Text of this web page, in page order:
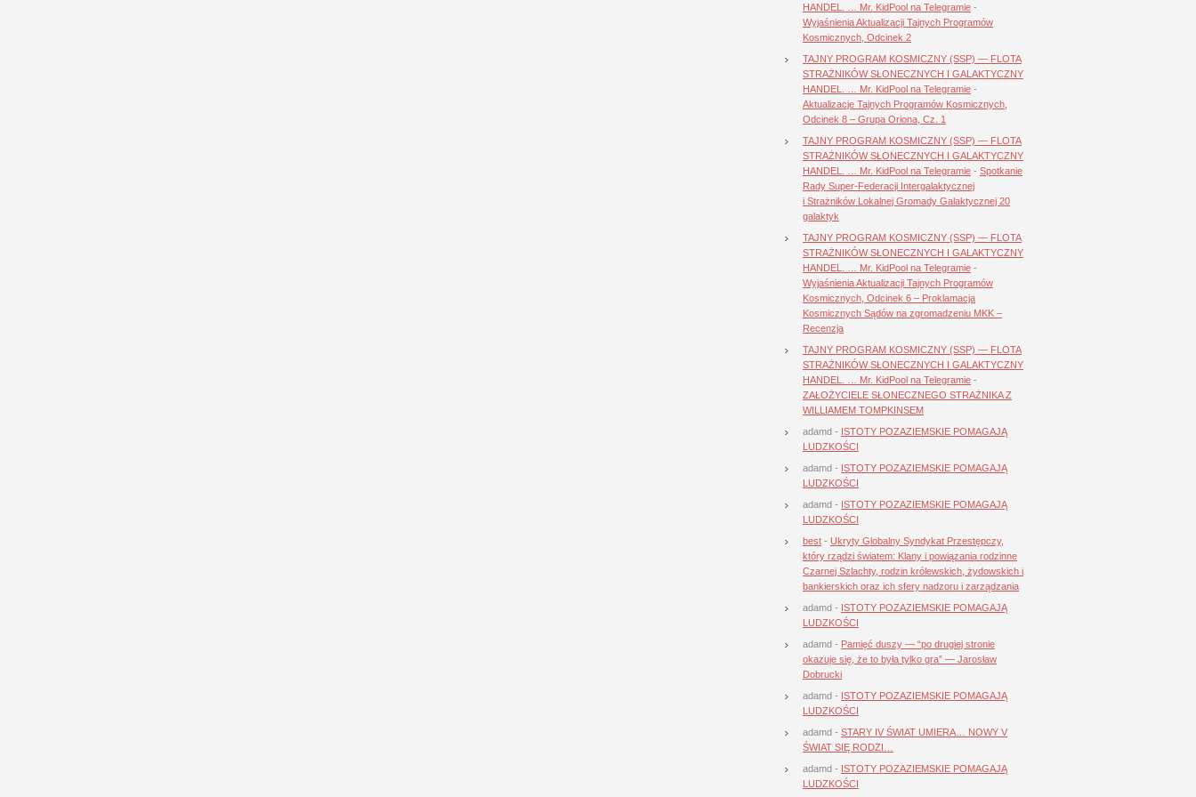
HANDEL. … Mr. KidPool na Telegramie -
Wyjaśnienia Aktualizacji Tajnych Programów
Kosmicznych, Odcinek 2
TAJNY PROGRAM KOSMICZNY (SSP) — FLOTA
STRAŻNIKÓW SŁONECZNYCH I GALAKTYCZNY
HANDEL. … Mr. KidPool na Telegramie -
Aktualizacje Tajnych Programów Kosmicznych,
Odcinek 8 – Grupa Oriona, Cz. 1
TAJNY PROGRAM KOSMICZNY (SSP) — FLOTA
STRAŻNIKÓW SŁONECZNYCH I GALAKTYCZNY
HANDEL. … Mr. KidPool na Telegramie - Spotkanie
Rady Super-Federacji Intergalaktycznej
i Strażników Lokalnej Gromady Galaktycznej 20
galaktyk
TAJNY PROGRAM KOSMICZNY (SSP) — FLOTA
STRAŻNIKÓW SŁONECZNYCH I GALAKTYCZNY
HANDEL. … Mr. KidPool na Telegramie -
Wyjaśnienia Aktualizacji Tajnych Programów
Kosmicznych, Odcinek 6 – Proklamacja
Kosmicznych Sądów na zgromadzeniu MKK –
Recenzja
TAJNY PROGRAM KOSMICZNY (SSP) — FLOTA
STRAŻNIKÓW SŁONECZNYCH I GALAKTYCZNY
HANDEL. … Mr. KidPool na Telegramie -
ZAŁOŻYCIELE SŁONECZNEGO STRAŻNIKA Z
WILLIAMEM TOMPKINSEM
adamd - ISTOTY POZAZIEMSKIE POMAGAJĄ
LUDZKOŚCI
adamd - ISTOTY POZAZIEMSKIE POMAGAJĄ
LUDZKOŚCI
adamd - ISTOTY POZAZIEMSKIE POMAGAJĄ
LUDZKOŚCI
best - Ukryty Globalny Syndykat Przestępczy,
który rządzi światem: Klany i powiązania rodzinne
Czarnej Szlachty, rodzin królewskich, żydowskich i
bankierskich oraz ich sfery nadzoru i zarządzania
adamd - ISTOTY POZAZIEMSKIE POMAGAJĄ
LUDZKOŚCI
adamd - Pamięć duszy — “po drugiej stronie
okazuje się, że to była tylko gra” — Jarosław
Dobrucki
adamd - ISTOTY POZAZIEMSKIE POMAGAJĄ
LUDZKOŚCI
adamd - STARY IV ŚWIAT UMIERA… NOWY V
ŚWIAT SIĘ RODZI…
adamd - ISTOTY POZAZIEMSKIE POMAGAJĄ
LUDZKOŚCI